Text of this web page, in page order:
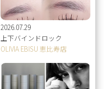
2026.07.29
上下バインドロック
OLIVIA EBISU 恵比寿店